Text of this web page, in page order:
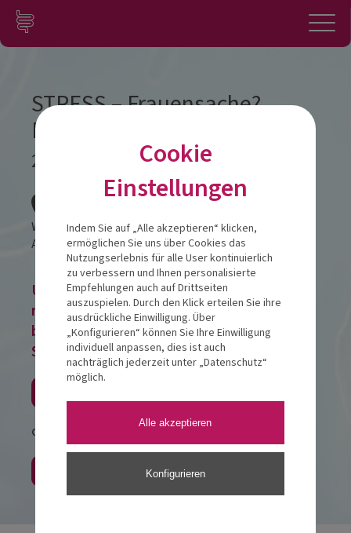
Zum Inhalt springen
Konto
STRESS – Frauensache?
Männersache? Kopfsache!
22.09.2026
Waldhotel Bärenstein
Am Bärenstein 44 32805 Horn-Bad Meinberg
Um eine Veranstaltung zu buchen,
registrieren Sie sich, melden Sie sich im
bestehenden Nutzerkonto an oder buchen
Sie alternativ als Gast!
oder
Cookie
Einstellungen
Indem Sie auf „Alle akzeptieren“ klicken,
ermöglichen Sie uns über Cookies das
Nutzungserlebnis für alle User kontinuierlich
zu verbessern und Ihnen personalisierte
Empfehlungen auch auf Drittseiten
auszuspielen. Durch den Klick erteilen Sie ihre
ausdrückliche Einwilligung. Über
„Konfigurieren“ können Sie Ihre Einwilligung
individuell anpassen, dies ist auch
nachträglich jederzeit unter „Datenschutz“
möglich.
Alle akzeptieren
Konfigurieren